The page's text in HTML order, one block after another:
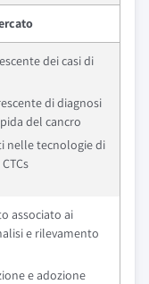
dei casi di
di diagnosi
del cancro
nelle tecnologie di
associato ai
e rilevamento
e adozione